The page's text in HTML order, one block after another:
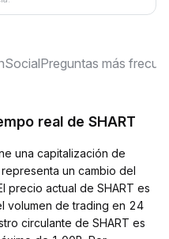
SocialPreguntas más
real de SHART
una capitalización de
un cambio del
precio actual de SHART es
volumen de trading en 24
circulante de SHART es